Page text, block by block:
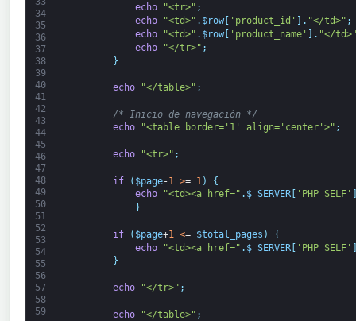
34
35
36
37
38
39
40
41
42
43
44
45
46
47
48
49
50
51
52
53
54
55
56
57
58
59
echo
"<tr>" ;
echo
"<td>" . $row[ 'product_id' . "</td>" ;
echo
"<td>" . $row[ 'product_name' . "</
echo
"</tr>" ;
}
echo "</table>" ;
/* Inicio de navegación */
echo
"<table border='1' align='center'>" ;
echo "<tr>" ;
if ( $page-1 >= 1 )
{
echo
"<td><a href=" . $_SERVER[ 'PHP_SELF'
}
if ( $page+1 <= $total_pages )
{
echo
"<td><a href=" . $_SERVER[ 'PHP_SELF'
}
echo "</tr>" ;
echo "</table>" ;